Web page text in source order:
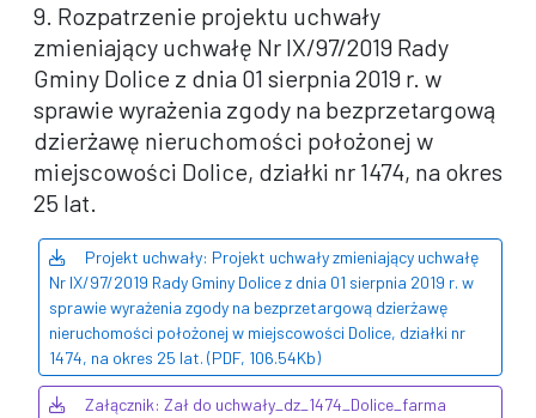
9. Rozpatrzenie projektu uchwały
zmieniający uchwałę Nr IX/97/2019 Rady
Gminy Dolice z dnia 01 sierpnia 2019 r. w
sprawie wyrażenia zgody na bezprzetargową
dzierżawę nieruchomości położonej w
miejscowości Dolice, działki nr 1474, na okres
25 lat.
Projekt uchwały: Projekt uchwały zmieniający uchwałę
Nr IX/97/2019 Rady Gminy Dolice z dnia 01 sierpnia 2019 r. w
sprawie wyrażenia zgody na bezprzetargową dzierżawę
nieruchomości położonej w miejscowości Dolice, działki nr
1474, na okres 25 lat. (PDF, 106.54Kb)
Załącznik: Zał do uchwały_dz_1474_Dolice_farma